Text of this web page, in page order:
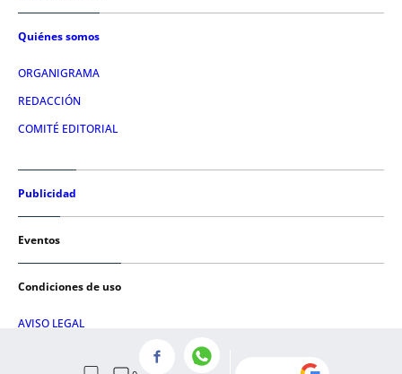
Quiénes somos
ORGANIGRAMA
REDACCIÓN
COMITÉ EDITORIAL
Publicidad
Eventos
Condiciones de uso
AVISO LEGAL